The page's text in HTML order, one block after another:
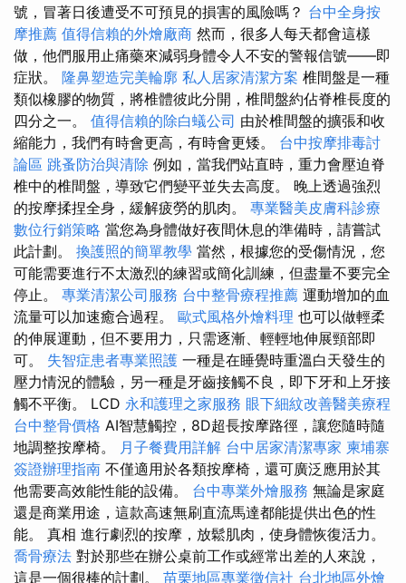
號，冒著日後遭受不可預見的損害的風險嗎？ 台中全身按
摩推薦 值得信賴的外燴廠商 然而，很多人每天都會這樣
做，他們服用止痛藥來減弱身體令人不安的警報信號——即
症狀。 隆鼻塑造完美輪廓 私人居家清潔方案 椎間盤是一種
類似橡膠的物質，將椎體彼此分開，椎間盤約佔脊椎長度的
四分之一。 值得信賴的除白蟻公司 由於椎間盤的擴張和收
縮能力，我們有時會更高，有時會更矮。 台中按摩排毒討
論區 跳蚤防治與清除 例如，當我們站直時，重力會壓迫脊
椎中的椎間盤，導致它們變平並失去高度。 晚上透過強烈
的按摩揉捏全身，緩解疲勞的肌肉。 專業醫美皮膚科診療
數位行銷策略 當您為身體做好夜間休息的準備時，請嘗試
此計劃。 換護照的簡單教學 當然，根據您的受傷情況，您
可能需要進行不太激烈的練習或簡化訓練，但盡量不要完全
停止。 專業清潔公司服務 台中整骨療程推薦 運動增加的血
流量可以加速癒合過程。 歐式風格外燴料理 也可以做輕柔
的伸展運動，但不要用力，只需逐漸、輕輕地伸展頸部即
可。 失智症患者專業照護 一種是在睡覺時重溫白天發生的
壓力情況的體驗，另一種是牙齒接觸不良，即下牙和上牙接
觸不平衡。 LCD 永和護理之家服務 眼下細紋改善醫美療程
台中整骨價格 AI智慧觸控，8D超長按摩路徑，讓您隨時隨
地調整按摩椅。
月子餐費用詳解 台中居家清潔專家 柬埔寨
簽證辦理指南 不僅適用於各類按摩椅，還可廣泛應用於其
他需要高效能性能的設備。 台中專業外燴服務 無論是家庭
還是商業用途，這款高速無刷直流馬達都能提供出色的性
能。 真相 進行劇烈的按摩，放鬆肌肉，使身體恢復活力。
喬骨療法 對於那些在辦公桌前工作或經常出差的人來說，
這是一個很棒的計劃。 苗栗地區專業徵信社 台北地區外燴